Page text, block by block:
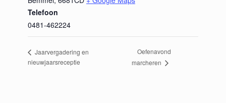
Telefoon
0481-462224
Jaarvergadering en
nieuwjaarsreceptie
Oefenavond
marcheren